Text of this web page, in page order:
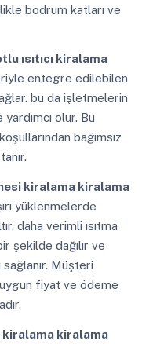
bodrum katları ve
ısıtıcı kiralama
entegre edilebilen
bu da işletmelerin
olur. Bu
bağımsız
kiralama kiralama
yüklenmelerde
daha verimli ısıtma
şekilde dağılır ve
Müşteri
fiyat ve ödeme
kiralama kiralama